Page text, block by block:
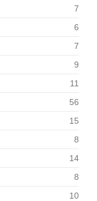
7
6
7
9
11
56
15
8
14
8
10